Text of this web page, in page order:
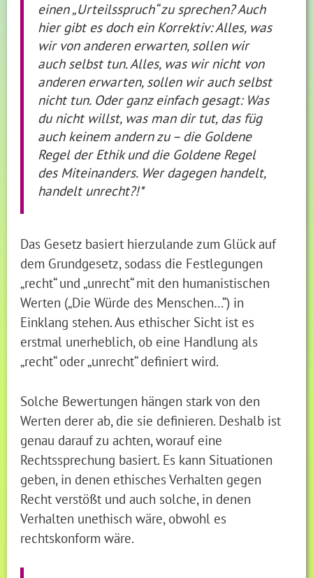
einen „Urteilsspruch“ zu sprechen? Auch
hier gibt es doch ein Korrektiv: Alles, was
wir von anderen erwarten, sollen wir
auch selbst tun. Alles, was wir nicht von
anderen erwarten, sollen wir auch selbst
nicht tun. Oder ganz einfach gesagt: Was
du nicht willst, was man dir tut, das füg
auch keinem andern zu – die Goldene
Regel der Ethik und die Goldene Regel
des Miteinanders. Wer dagegen handelt,
handelt unrecht?!*
Das Gesetz basiert hierzulande zum Glück auf
dem Grundgesetz, sodass die Festlegungen
„recht“ und „unrecht“ mit den humanistischen
Werten („Die Würde des Menschen…“) in
Einklang stehen. Aus ethischer Sicht ist es
erstmal unerheblich, ob eine Handlung als
„recht“ oder „unrecht“ definiert wird.
Solche Bewertungen hängen stark von den
Werten derer ab, die sie definieren. Deshalb ist
genau darauf zu achten, worauf eine
Rechtssprechung basiert. Es kann Situationen
geben, in denen ethisches Verhalten gegen
Recht verstößt und auch solche, in denen
Verhalten unethisch wäre, obwohl es
rechtskonform wäre.